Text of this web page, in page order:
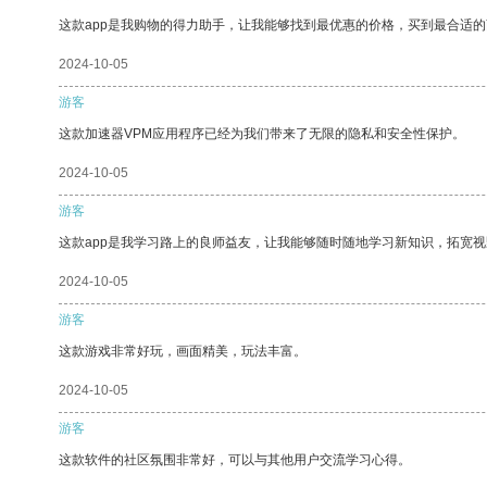
这款app是我购物的得力助手，让我能够找到最优惠的价格，买到最合适的
2024-10-05
游客
这款加速器VPM应用程序已经为我们带来了无限的隐私和安全性保护。
2024-10-05
游客
这款app是我学习路上的良师益友，让我能够随时随地学习新知识，拓宽视
2024-10-05
游客
这款游戏非常好玩，画面精美，玩法丰富。
2024-10-05
游客
这款软件的社区氛围非常好，可以与其他用户交流学习心得。